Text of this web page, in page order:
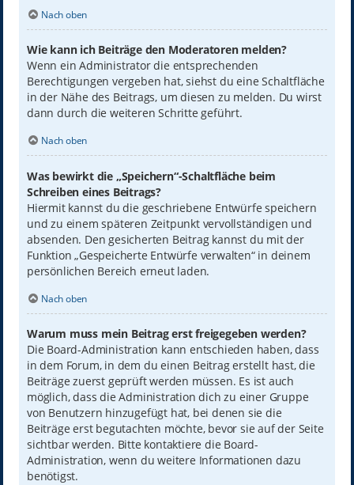
Nach oben
Wie kann ich Beiträge den Moderatoren melden?
Wenn ein Administrator die entsprechenden
Berechtigungen vergeben hat, siehst du eine Schaltfläche
in der Nähe des Beitrags, um diesen zu melden. Du wirst
dann durch die weiteren Schritte geführt.
Nach oben
Was bewirkt die „Speichern“-Schaltfläche beim
Schreiben eines Beitrags?
Hiermit kannst du die geschriebene Entwürfe speichern
und zu einem späteren Zeitpunkt vervollständigen und
absenden. Den gesicherten Beitrag kannst du mit der
Funktion „Gespeicherte Entwürfe verwalten“ in deinem
persönlichen Bereich erneut laden.
Nach oben
Warum muss mein Beitrag erst freigegeben werden?
Die Board-Administration kann entschieden haben, dass
in dem Forum, in dem du einen Beitrag erstellt hast, die
Beiträge zuerst geprüft werden müssen. Es ist auch
möglich, dass die Administration dich zu einer Gruppe
von Benutzern hinzugefügt hat, bei denen sie die
Beiträge erst begutachten möchte, bevor sie auf der Seite
sichtbar werden. Bitte kontaktiere die Board-
Administration, wenn du weitere Informationen dazu
benötigst.